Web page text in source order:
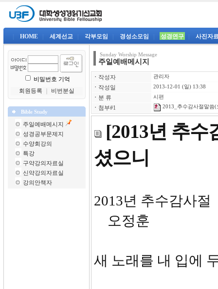
HOME 세계선교 각부모임 경성소모임 성경연구 사진자
비밀번호 기억
회원등록
비번분실
Bible Study
주일예배메시지
성경공부문제지
수양회강의
특강
구약강의자료실
신약강의자료실
강의안책자
Sunday Worship Message
주일예배메시지
ㆍ 작성자 관리자
ㆍ 작성일 2013-12-01 (일) 13:38
ㆍ 분 류 시편
ㆍ 첨부#1 2013_추수감사절말씀
[2013년 추수
셨으니
2013
오정훈
새 노래를 내 입에